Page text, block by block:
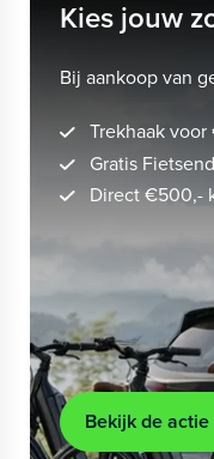
Kies jouw
Bij aankoop van
Trekhaak
Gratis
Direct €500,-
Bekijk de